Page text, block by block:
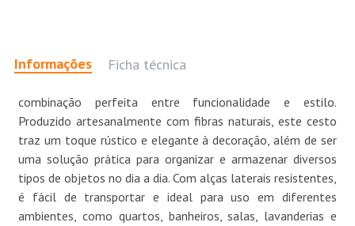
Informações Ficha técnica
combinação perfeita entre funcionalidade e estilo.
Produzido artesanalmente com fibras naturais, este cesto
traz um toque rústico e elegante à decoração, além de ser
uma solução prática para organizar e armazenar diversos
tipos de objetos no dia a dia. Com alças laterais resistentes,
é fácil de transportar e ideal para uso em diferentes
ambientes, como quartos, banheiros, salas, lavanderias e